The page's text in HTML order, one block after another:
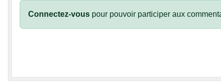
Connectez-vous pour pouvoir participer aux